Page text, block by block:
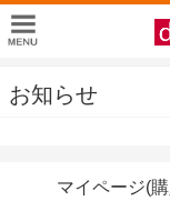
お知らせ
マイページ(